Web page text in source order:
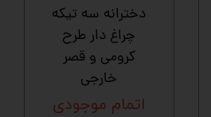
دخترانه سه تیکه
چراغ دار طرح
کرومی و قصر
خارجی
اتمام موجودی